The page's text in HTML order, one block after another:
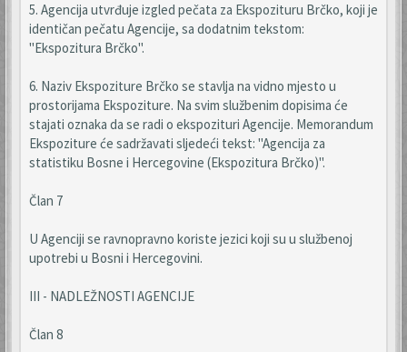
5. Agencija utvrđuje izgled pečata za Ekspozituru Brčko, koji je
identičan pečatu Agencije, sa dodatnim tekstom:
"Ekspozitura Brčko".
6. Naziv Ekspoziture Brčko se stavlja na vidno mjesto u
prostorijama Ekspoziture. Na svim službenim dopisima će
stajati oznaka da se radi o ekspozituri Agencije. Memorandum
Ekspoziture će sadržavati sljedeći tekst: "Agencija za
statistiku Bosne i Hercegovine (Ekspozitura Brčko)".
Član 7
U Agenciji se ravnopravno koriste jezici koji su u službenoj
upotrebi u Bosni i Hercegovini.
III - NADLEŽNOSTI AGENCIJE
Član 8